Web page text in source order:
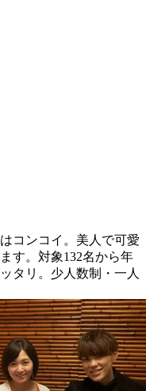
コンコイ。美人で可愛
す。対象132名から年
タリ。少人数制・一人